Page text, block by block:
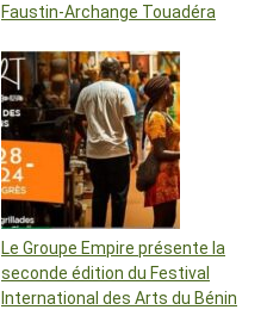
Faustin-Archange Touadéra
Le Groupe Empire présente la
seconde édition du Festival
International des Arts du Bénin